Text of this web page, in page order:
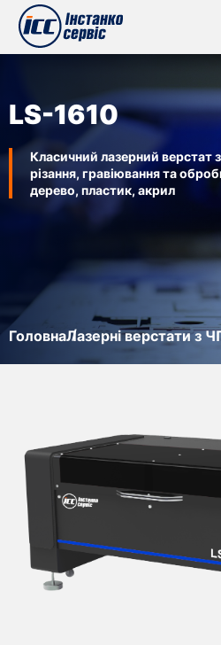
LS-1610
Класичний лазерний верстат
різання, гравіювання та
дерево, пластик, акрил
ГоловнаЛазерні верстати з